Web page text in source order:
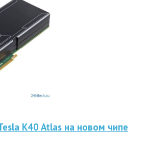
K40 Atlas на новом чипе